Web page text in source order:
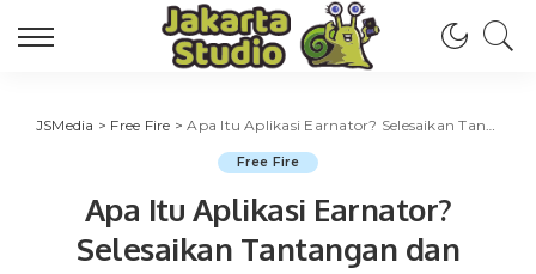
JSMedia > Free Fire >Apa Itu Aplikasi Earnator? Selesaikan Tantangan dan Dapatkan Diamond Gratis
Free Fire
Apa Itu Aplikasi Earnator?
Selesaikan Tantangan dan